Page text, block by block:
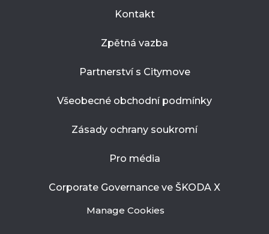
Kontakt
Zpětná vazba
Partnerství s Citymove
Všeobecné obchodní podmínky
Zásady ochrany soukromí
Pro média
Corporate Governance ve ŠKODA X
Manage Cookies